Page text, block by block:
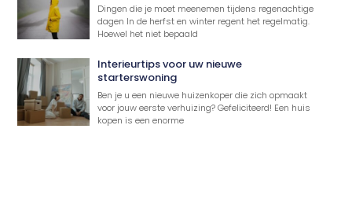
Dingen die je moet meenemen tijdens regenachtige
dagen In de herfst en winter regent het regelmatig.
Hoewel het niet bepaald
Interieurtips voor uw nieuwe
starterswoning
Ben je u een nieuwe huizenkoper die zich opmaakt
voor jouw eerste verhuizing? Gefeliciteerd! Een huis
kopen is een enorme